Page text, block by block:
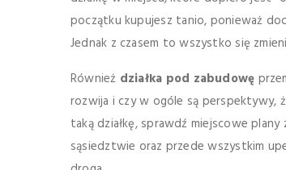
początku kupujesz tanio, ponieważ
Jednak z czasem to wszystko się
Również działka pod zabudowę
rozwija i czy w ogóle są perspektywy,
taką działkę, sprawdź miejscowe
sąsiedztwie oraz przede wszystkim